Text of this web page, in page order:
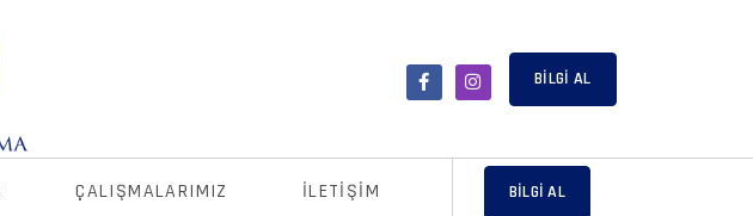
BİLGİ AL
ÇALIŞMALARIMIZ İLETIŞIM BİLGİ AL